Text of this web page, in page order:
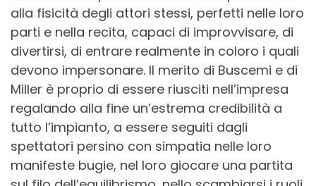
alla fisicità degli attori stessi, perfetti nelle loro
parti e nella recita, capaci di improvvisare, di
divertirsi, di entrare realmente in coloro i quali
devono impersonare. Il merito di Buscemi e di
Miller è proprio di essere riusciti nell’impresa
regalando alla fine un’estrema credibilità a
tutto l’impianto, a essere seguiti dagli
spettatori persino con simpatia nelle loro
manifeste bugie, nel loro giocare una partita